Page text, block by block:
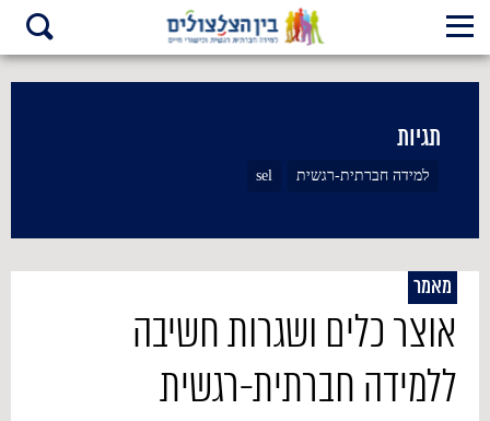
תגיות
למידה חברתית-רגשית sel
מאמר
אוצר כלים ושגרות חשיבה
ללמידה חברתית-רגשית